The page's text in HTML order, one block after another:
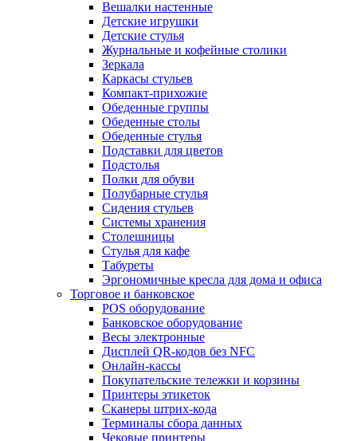
Вешалки настенные
Детские игрушки
Детские стулья
Журнальные и кофейные столики
Зеркала
Каркасы стульев
Компакт-прихожие
Обеденные группы
Обеденные столы
Обеденные стулья
Подставки для цветов
Подстолья
Полки для обуви
Полубарные стулья
Сидения стульев
Системы хранения
Столешницы
Стулья для кафе
Табуреты
Эргономичные кресла для дома и офиса
Торговое и банковское
POS оборудование
Банковское оборудование
Весы электронные
Дисплей QR-кодов без NFC
Онлайн-кассы
Покупательские тележки и корзины
Принтеры этикеток
Сканеры штрих-кода
Терминалы сбора данных
Чековые принтеры